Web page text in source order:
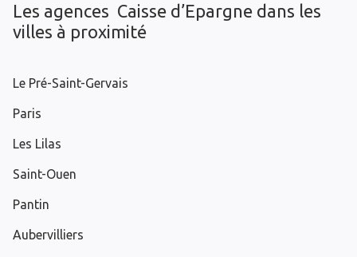
Les agences Caisse d’Epargne dans les
villes à proximité
Le Pré-Saint-Gervais
Paris
Les Lilas
Saint-Ouen
Pantin
Aubervilliers